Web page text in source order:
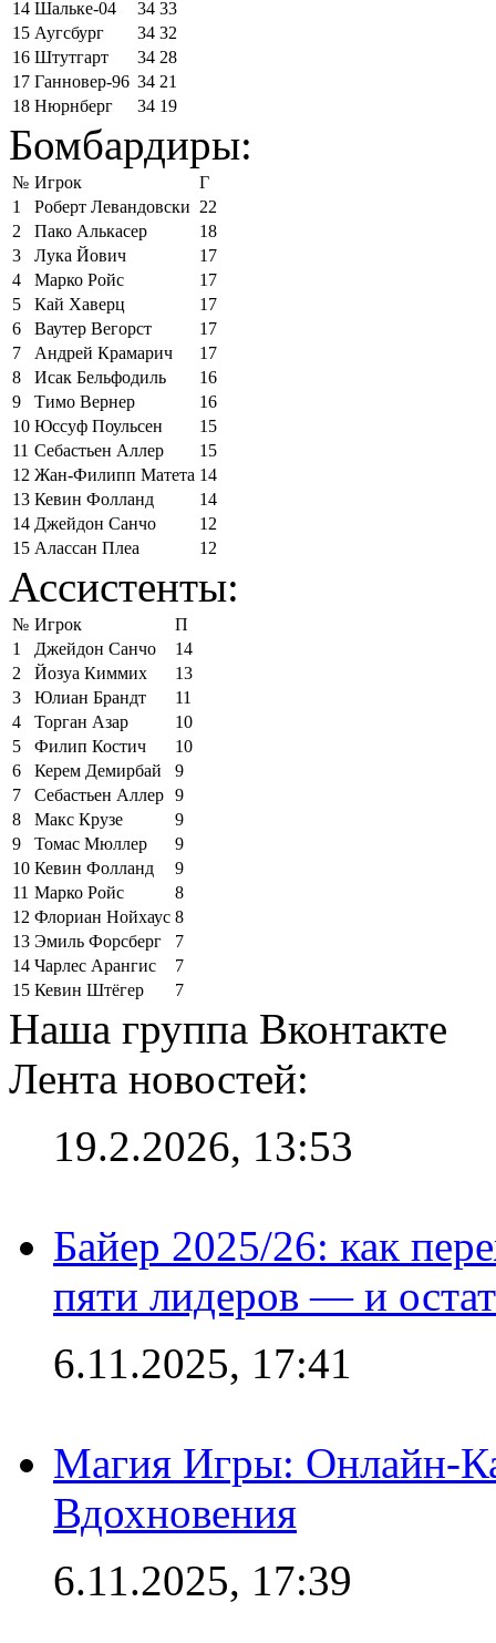
14 Шальке-04 34 33
15 Аугсбург 34 32
16 Штутгарт 34 28
17 Ганновер-96 34 21
18 Нюрнберг 34 19
Бомбардиры:
№ Игрок
Г
1
Роберт Левандовски 22
2
Пако Алькасер
18
3
Лука Йович
17
4
Марко Ройс
17
5
Кай Хаверц
17
6
Ваутер Вегорст
17
7
Андрей Крамарич
17
8
Исак Бельфодиль
16
9
Тимо Вернер
16
10 Юссуф Поульсен
15
11 Себастьен Аллер
15
12 Жан-Филипп Матета 14
13 Кевин Фолланд
14
14 Джейдон Санчо
12
15 Алассан Плеа 12
Ассистенты:
№ Игрок
П
1
Джейдон Санчо
14
2
Йозуа Киммих
13
3
Юлиан Брандт
11
4
Торган Азар
10
5
Филип Костич
10
6
Керем Демирбай
9
7
Себастьен Аллер 9
8
Макс Крузе
9
9
Томас Мюллер
9
10 Кевин Фолланд
9
11 Марко Ройс
8
12 Флориан Нойхаус 8
13 Эмиль Форсберг
7
14 Чарлес Арангис
7
15 Кевин Штёгер 7
Наша группа Вконтакте
Лента новостей:
19.2.2026, 13:53
Байер 2025/26: как
пяти лидеров — и
6.11.2025, 17:41
Магия Игры: Онлайн-
Вдохновения
6.11.2025, 17:39